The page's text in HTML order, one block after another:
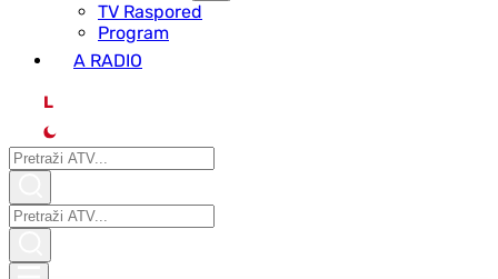
ТV Raspored
Program
A RADIO
L